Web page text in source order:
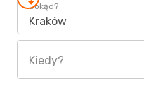
Dokąd?
Kraków
Kiedy?